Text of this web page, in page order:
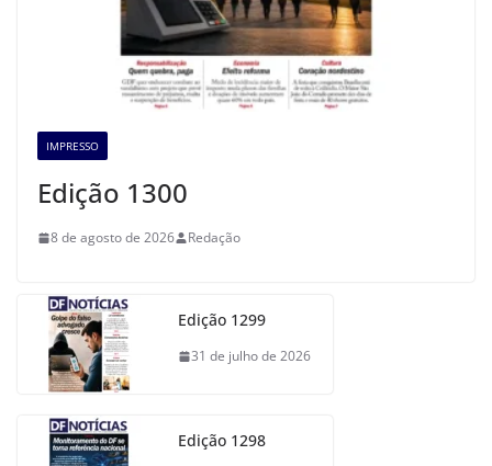
IMPRESSO
Edição 1300
8 de agosto de 2026 Redação
Edição 1299
31 de julho de 2026
Edição 1298